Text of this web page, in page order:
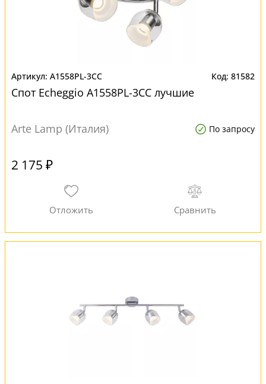
A1558PL-3CC 81582
Спот Echeggio A1558PL-3CC лучшие
Arte Lamp (Италия) По запросу
2 175 ₽